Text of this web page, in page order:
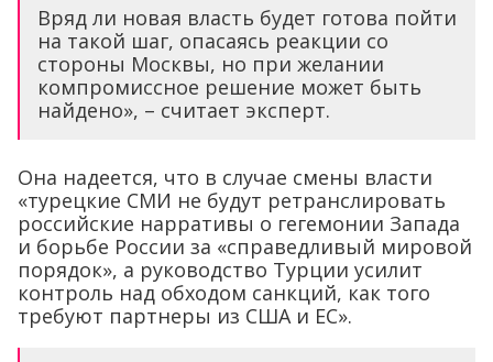
Вряд ли новая власть будет готова пойти
на такой шаг, опасаясь реакции со
стороны Москвы, но при желании
компромиссное решение может быть
найдено», – считает эксперт.
Она надеется, что в случае смены власти
«турецкие СМИ не будут ретранслировать
российские нарративы о гегемонии Запада
и борьбе России за «справедливый мировой
порядок», а руководство Турции усилит
контроль над обходом санкций, как того
требуют партнеры из США и ЕС».